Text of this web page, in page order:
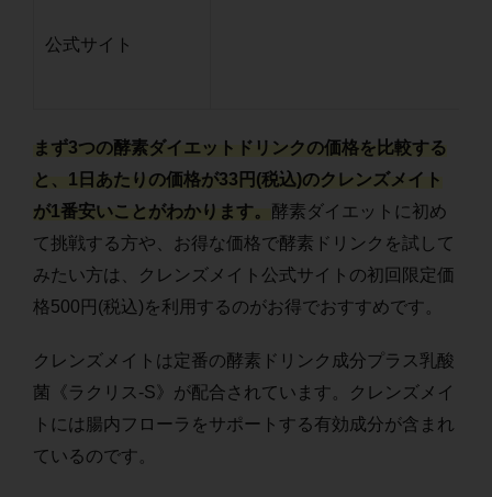
公式サイト
まず3つの酵素ダイエットドリンクの価格を比較する
と、1日あたりの価格が33円(税込)のクレンズメイト
が1番安いことがわかります。 酵素ダイエットに初め
て挑戦する方や、お得な価格で酵素ドリンクを試して
みたい方は、クレンズメイト公式サイトの初回限定価
格500円(税込)を利用するのがお得でおすすめです。
クレンズメイトは定番の酵素ドリンク成分プラス乳酸
菌《ラクリス-S》が配合されています。クレンズメイ
トには腸内フローラをサポートする有効成分が含まれ
ているのです。